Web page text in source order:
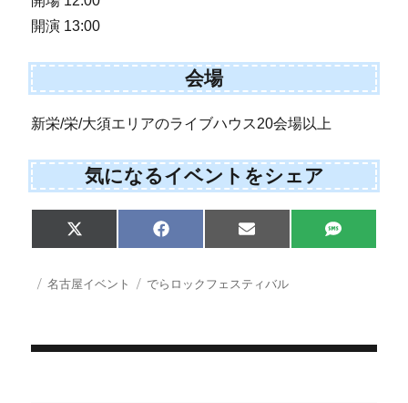
開演 13:00
会場
新栄/栄/大須エリアのライブハウス20会場以上
気になるイベントをシェア
Share
on
X
(
w
i
r
Share
on
F
a
e
b
Share
on
E
m
Share
on
S
M
投 カ
名古屋イベント
タ
でらロックフェスティバル